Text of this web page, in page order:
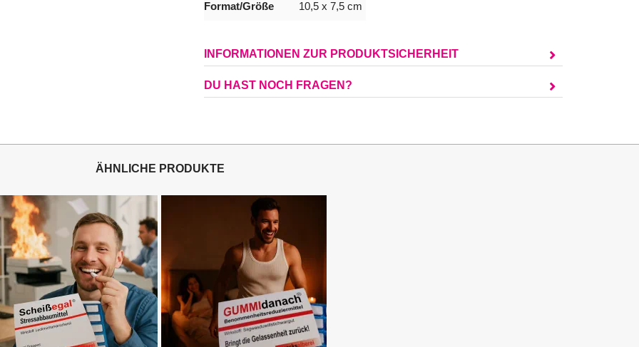
Format/Größe 10,5 x 7,5 cm
INFORMATIONEN ZUR PRODUKTSICHERHEIT
DU HAST NOCH FRAGEN?
ÄHNLICHE PRODUKTE